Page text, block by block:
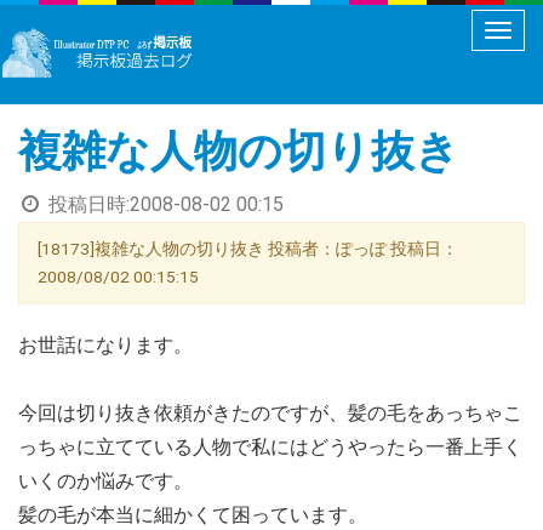
メ
ュ
複雑な人物の切り抜き
投稿日時:2008-08-02 00:15
[18173]複雑な人物の切り抜き 投稿者：ぽっぽ 投稿日：
2008/08/02 00:15:15
お世話になります。
今回は切り抜き依頼がきたのですが、髪の毛をあっちゃこ
っちゃに立てている人物で私にはどうやったら一番上手く
いくのか悩みです。
髪の毛が本当に細かくて困っています。